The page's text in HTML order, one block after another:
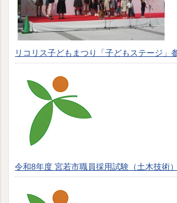
リコリス子どもまつり「子どもステージ」
令和8年度 宮若市職員採用試験（土木技術